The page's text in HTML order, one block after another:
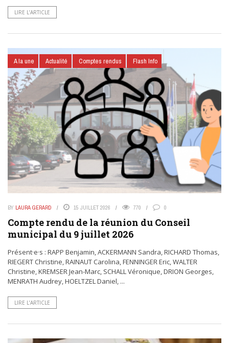
LIRE L’ARTICLE
A la une Actualité Comptes rendus Flash Info
BY LAURA GERARD 15 JUILLET 2026 770 0
Compte rendu de la réunion du Conseil
municipal du 9 juillet 2026
Présent·e·s : RAPP Benjamin, ACKERMANN Sandra, RICHARD Thomas,
RIEGERT Christine, RAINAUT Carolina, FENNINGER Eric, WALTER
Christine, KREMSER Jean-Marc, SCHALL Véronique, DRION Georges,
MENRATH Audrey, HOELTZEL Daniel, ...
LIRE L’ARTICLE